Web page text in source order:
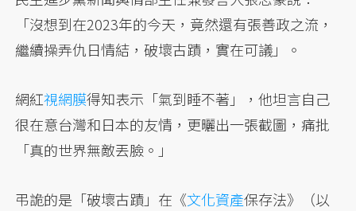
「沒想到在2023年的今天，竟然還有張善政之流，
繼續操弄仇日情結，破壞古蹟，實在可議」。
網紅視網膜得知表示「氣到睡不著」，他坦言自己
很在意台灣和日本的友情，更曬出一張截圖，痛批
「真的世界無敵丟臉。」
弔詭的是「破壞古蹟」在《文化資產保存法》（以